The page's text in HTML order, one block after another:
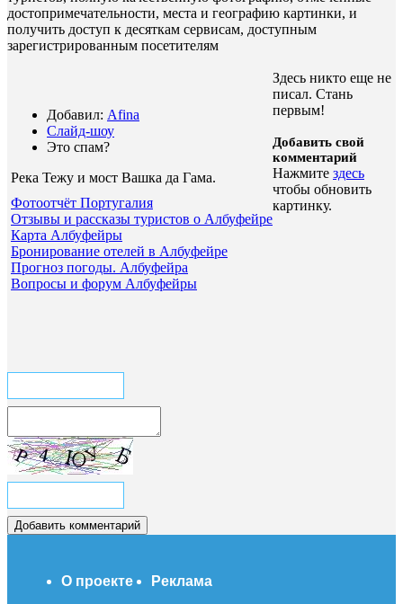
достопримечательности, места и географию картинки, и
получить доступ к десяткам сервисам, доступным
зарегистрированным посетителям
Добавил: Afina
Слайд-шоу
Это спам?
Река Тежу и мост Вашка да Гама.
Фотоотчёт Португалия
Отзывы и рассказы туристов о Албуфейре
Карта Албуфейры
Бронирование отелей в Албуфейре
Прогноз погоды. Албуфейра
Вопросы и форум Албуфейры
Здесь никто еще не
писал. Стань
первым!
Добавить свой
комментарий
Нажмите здесь
чтобы обновить
картинку.
О проекте Реклама